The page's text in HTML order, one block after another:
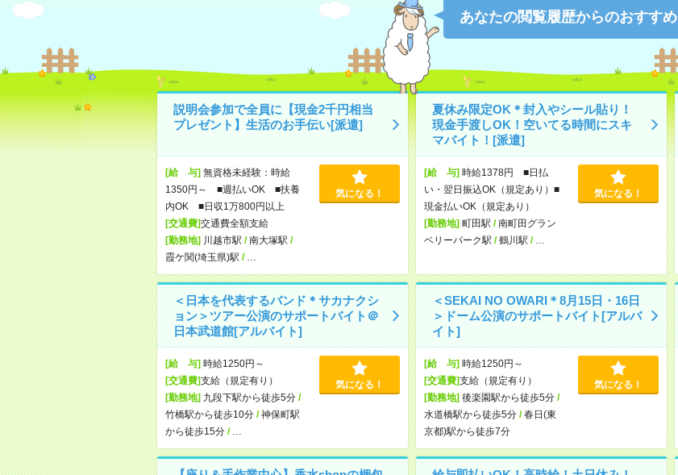
あなたの閲覧履歴からのおすすめ
説明会参加で全員に【現金2千円相当
プレゼント】生活のお手伝い[派遣]
[給 与]無資格未経験：時給
1350円～ ■週払いOK ■扶養
内OK ■日収1万800円以上
[交通費]交通費全額支給
[勤務地]川越市駅 /南大塚駅 /
霞ケ関(埼玉県)駅 /
気になる！
夏休み限定OK＊封入やシール貼り！
現金手渡しOK！空いてる時間にスキ
マバイト！[派遣]
[給 与]時給1378円 ■日払
い・翌日振込OK（規定あり）■
現金払いOK（規定あり）
[勤務地]町田駅 /南町田グラン
ベリーパーク駅 /鶴川駅 /
気になる！
＜日本を代表するバンド＊サカナクシ
ョン＞ツアー公演のサポートバイト＠
日本武道館[アルバイト]
[給 与]時給1250円～
[交通費]支給（規定有り）
[勤務地]九段下駅から徒歩5分/
竹橋駅から徒歩10分/神保町駅
から徒歩15分/
気になる！
＜SEKAI NO OWARI＊8月15日・16日
＞ドーム公演のサポートバイト[アルバ
イト]
[給 与]時給1250円～
[交通費]支給（規定有り）
[勤務地]後楽園駅から徒歩5分/
水道橋駅から徒歩5分/春日(東
京都)駅から徒歩7分
気になる！